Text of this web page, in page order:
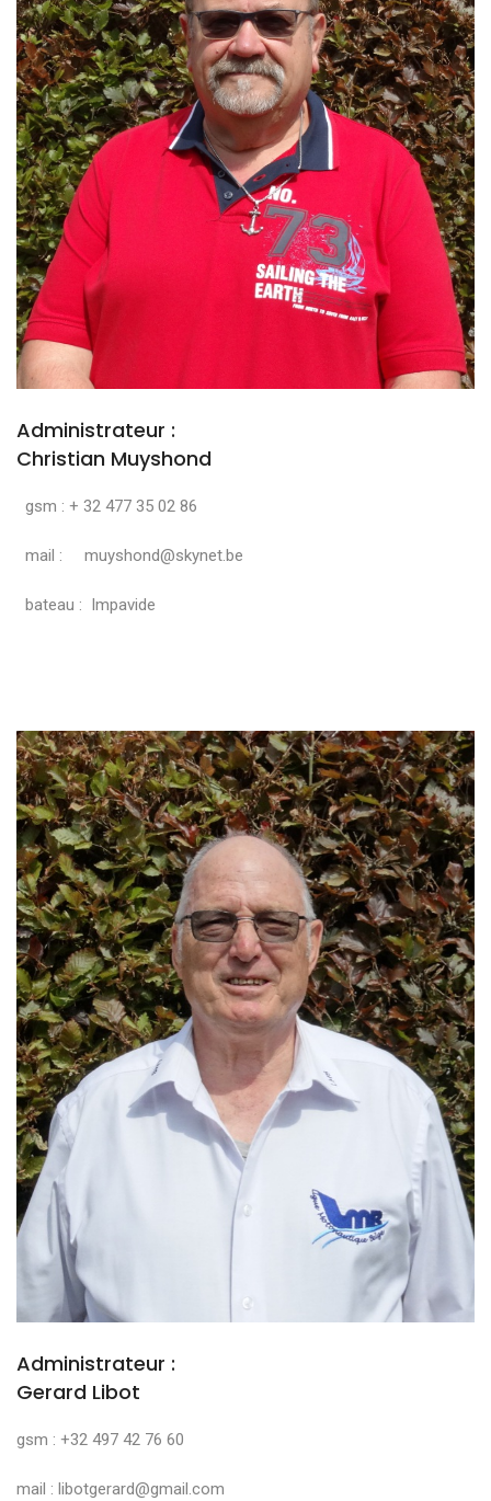
Administrateur :
Christian Muyshond
gsm : + 32 477 35 02 86
mail : muyshond@skynet.be
bateau : Impavide
Administrateur :
Gerard Libot
gsm : +32 497 42 76 60
mail : libotgerard@gmail.com